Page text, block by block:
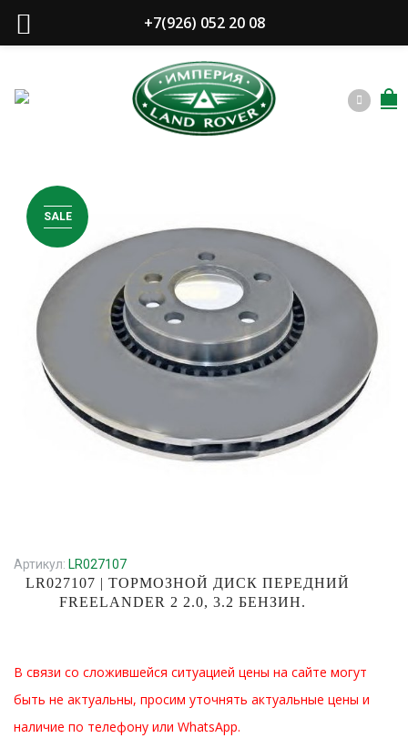
SALE
LR027107 | ТОРМОЗНОЙ ДИСК ПЕРЕДНИЙ
FREELANDER 2 2.0, 3.2 БЕНЗИН.
В связи со сложившейся ситуацией цены на сайте могут
быть не актуальны, просим уточнять актуальные цены и
наличие по телефону или WhatsApp.
Артикул: LR027107
+7(926) 052 20 08